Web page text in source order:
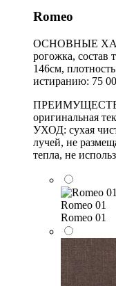
Romeo
ОСНОВНЫЕ
рогожка, состав
146см,
истиранию: 75
ПРЕИМУЩЕСТВА:
оригинальная
УХОД: сухая
лучей, не
тепла, не
Romeo 01
Romeo 01